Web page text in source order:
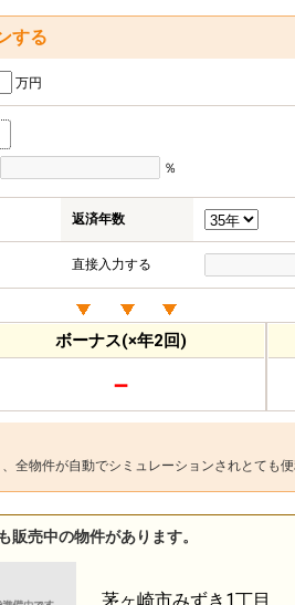
する
万円
％
返済年数
直接入力する
ボーナス(×年2回)
－
全物件が自動でシミュレーションされとても便
売中の物件があります。
茅ヶ崎市みずき1丁目